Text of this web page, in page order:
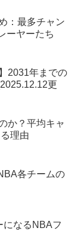
：最多チャン
ーヤーたち
2031年までの
更
か？平均キャ
理由
各チームの
になるNBAフ